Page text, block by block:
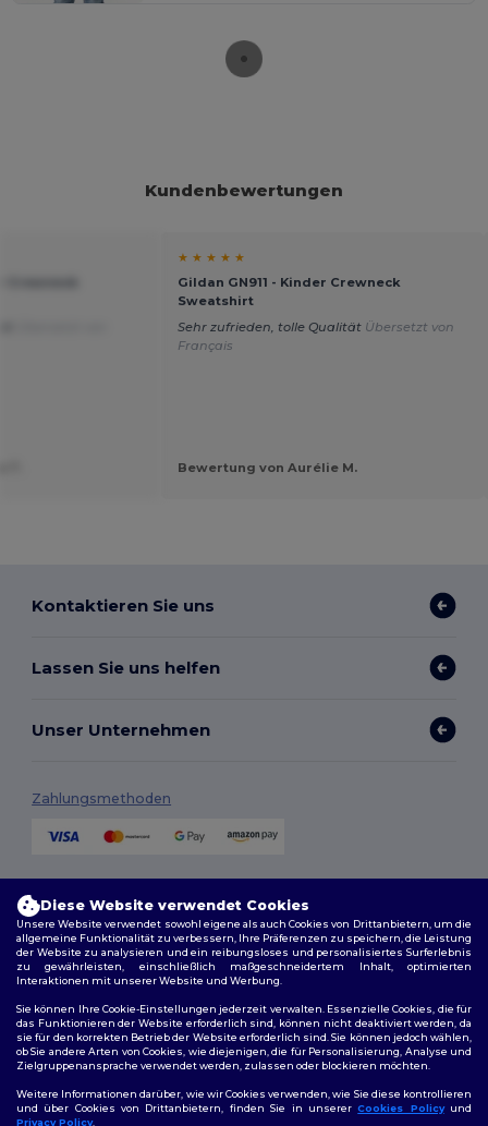
Kundenbewertungen
★ ★ ★ ★ ★
Gildan GN911 - Kinder Crewneck
Sweatshirt
Sehr zufrieden, tolle Qualität Übersetzt von
Français
Bewertung von Aurélie M.
Kontaktieren Sie uns
Lassen Sie uns helfen
Unser Unternehmen
Zahlungsmethoden
Folge uns
Diese Website verwendet Cookies
Unsere Website verwendet sowohl eigene als auch Cookies von Drittanbietern, um die
allgemeine Funktionalität zu verbessern, Ihre Präferenzen zu speichern, die Leistung
der Website zu analysieren und ein reibungsloses und personalisiertes Surferlebnis
zu gewährleisten, einschließlich maßgeschneidertem Inhalt, optimierten
Interaktionen mit unserer Website und Werbung.
Sie können Ihre Cookie-Einstellungen jederzeit verwalten. Essenzielle Cookies, die für
das Funktionieren der Website erforderlich sind, können nicht deaktiviert werden, da
sie für den korrekten Betrieb der Website erforderlich sind. Sie können jedoch wählen,
ob Sie andere Arten von Cookies, wie diejenigen, die für Personalisierung, Analyse und
Zielgruppenansprache verwendet werden, zulassen oder blockieren möchten.
Weitere Informationen darüber, wie wir Cookies verwenden, wie Sie diese kontrollieren
und über Cookies von Drittanbietern, finden Sie in unsererCookies Policyund
Privacy Policy.